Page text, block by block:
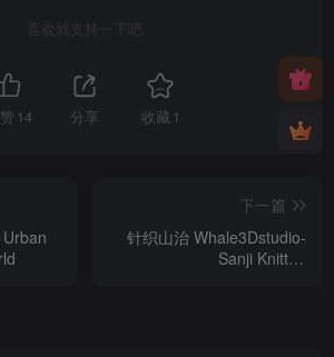
喜欢就支持一下吧
14 分享 收藏 1
下一篇
针织山治 Whale3Dstudio-
Sanji Knitted